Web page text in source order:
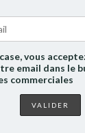
vous
email dans le
commerciales